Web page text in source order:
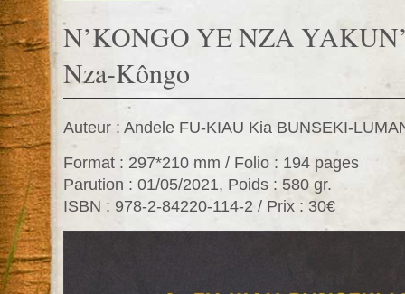
N’KONGO YE NZA
Nza-Kôngo
Auteur : Andele FU-KIAU Kia BUNSEKI-
Format : 297*210 mm / Folio : 194 pages
Parution : 01/05/2021, Poids : 580 gr.
ISBN : 978-2-84220-114-2 / Prix : 30€